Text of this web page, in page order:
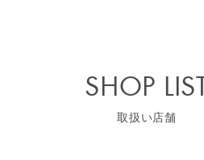
SHOP LIST
取扱い店舗